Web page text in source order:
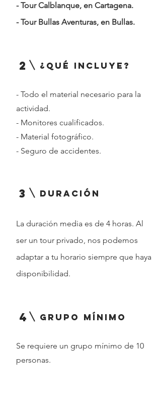
- Tour Calblanque, en Cartagena.
- Tour Bullas Aventuras, en Bullas.
2 ¿Qué incluye?
- Todo el material necesario para la
actividad.
- Monitores cualificados.
- Material fotográfico.
- Seguro de accidentes.
3 duración
La duración media es de 4 horas. Al
ser un tour privado, nos podemos
adaptar a tu horario siempre que haya
disponibilidad.
4 grupo mínimo
Se requiere un grupo mínimo de 10
personas.